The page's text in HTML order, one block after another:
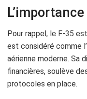
Pour rappel, le F-35
est considéré comme
aérienne moderne. Sa
financières, soulève
protocoles en place.